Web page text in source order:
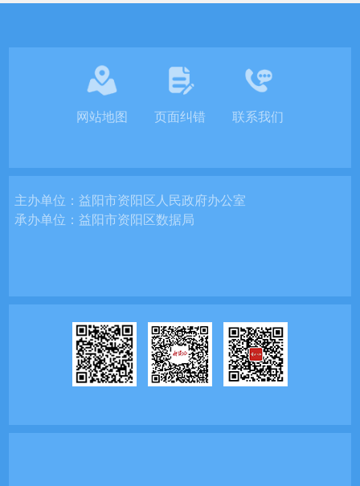
网站地图 页面纠错 联系我们
主办单位：益阳市资阳区人民政府办公室
承办单位：益阳市资阳区数据局